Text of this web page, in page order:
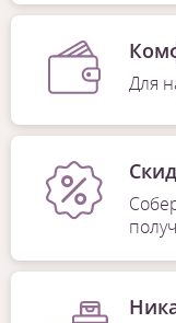
Для